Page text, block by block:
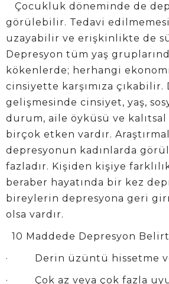
Çocukluk döneminde de
görülebilir. Tedavi
uzayabilir ve erişkinlikte de
Depresyon tüm yaş
kökenlerde; herhangi
cinsiyette karşımıza çıkabilir.
gelişmesinde cinsiyet, yaş,
durum, aile öyküsü ve kalıtsal
birçok etken vardır.
depresyonun kadınlarda
fazladır. Kişiden kişiye
beraber hayatında bir kez
bireylerin depresyona geri
olsa vardır.
10 Maddede Depresyon
· Derin üzüntü hissetme
· Çok az veya çok fazla